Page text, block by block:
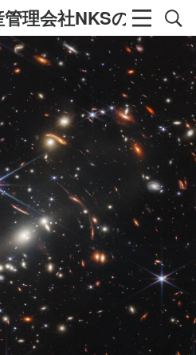
理会社NKSの社長の